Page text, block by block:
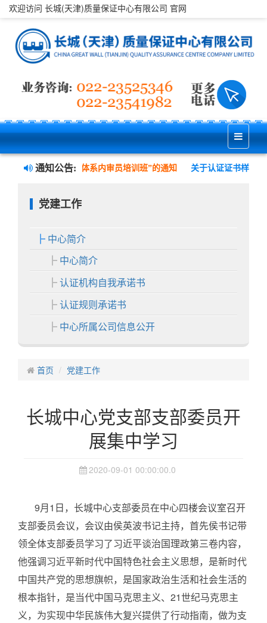
欢迎访问 长城(天津)质量保证中心有限公司 官网
通知公告:
业健康安全管理三体系内审员培训班”的通知 关于认证证书样式
党建工作
中心简介
中心简介
认证机构自我承诺书
认证规则承诺书
中心所属公司信息公开
各分中心
中心业务
非认证业务
证书展示
通知公告
认证动态
招聘启事
知识园地
认证业务法律法规
非认证业务法律法规
首页 党建工作
长城中心党支部支部委员开
展集中学习
2020-09-01 00:00:00.0
9月1 日，长城中心支部委员在中心四楼会议室召开
支部委员会议，会议由侯英波书记主持，首先侯书记带
领全体支部委员学习了习近平谈治国理政第三卷内容，
他强调习近平新时代中国特色社会主义思想，是新时代
中国共产党的思想旗帜，是国家政治生活和社会生活的
根本指针，是当代中国马克思主义、 21世纪马克思主
义，为实现中华民族伟大复兴提供了行动指南，做为支